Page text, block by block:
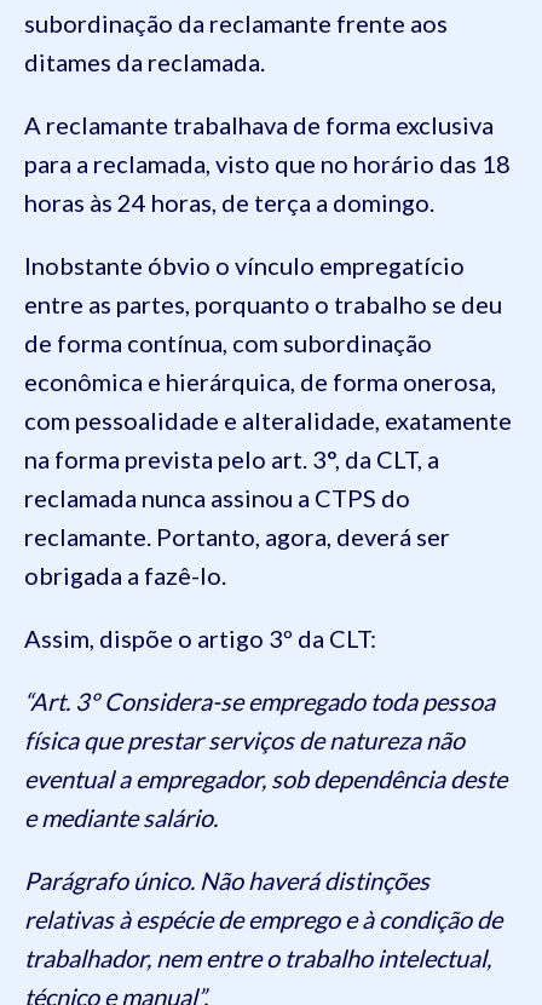
subordinação da reclamante frente aos
ditames da reclamada.
A reclamante trabalhava de forma exclusiva
para a reclamada, visto que no horário das 18
horas às 24 horas, de terça a domingo.
Inobstante óbvio o vínculo empregatício
entre as partes, porquanto o trabalho se deu
de forma contínua, com subordinação
econômica e hierárquica, de forma onerosa,
com pessoalidade e alteralidade, exatamente
na forma prevista pelo art. 3°, da CLT, a
reclamada nunca assinou a CTPS do
reclamante. Portanto, agora, deverá ser
obrigada a fazê-lo.
Assim, dispõe o artigo 3º da CLT:
“Art. 3º Considera-se empregado toda pessoa
física que prestar serviços de natureza não
eventual a empregador, sob dependência deste
e mediante salário.
Parágrafo único. Não haverá distinções
relativas à espécie de emprego e à condição de
trabalhador, nem entre o trabalho intelectual,
técnico e manual”.